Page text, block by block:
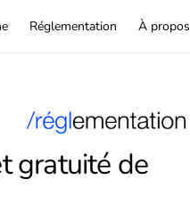
Réglementation À propos
gratuité de